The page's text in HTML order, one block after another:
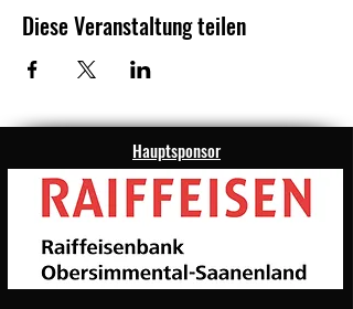
Diese Veranstaltung teilen
Hauptsponsor